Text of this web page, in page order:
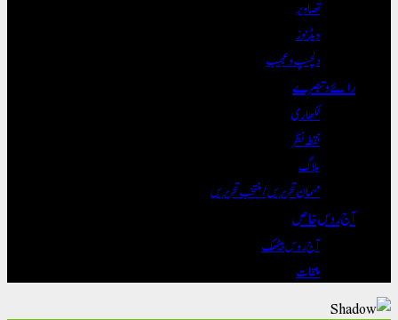
تصاویر
ویڈیوز
دلچسپ و عجیب
رائے و تبصرے
لکھاری
نقطہ نظر
بلاگ
مہمان تحریریں / منتخب تحریریں
آج روس خاص
آج روس بیٹھک
ملقات